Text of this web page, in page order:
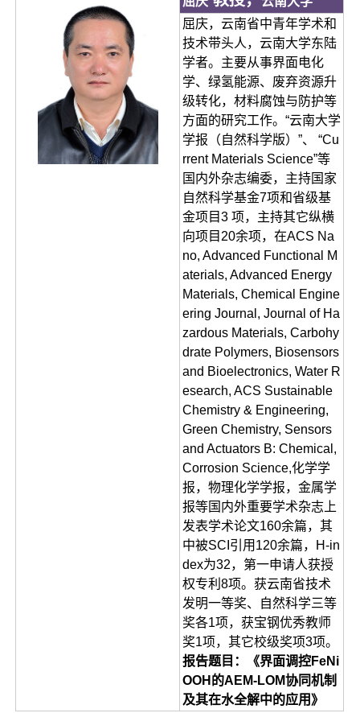
屈庆，云南省中青年学术和
技术带头人，云南大学东陆
学者。主要从事界面电化
学、绿氢能源、废弃资源升
级转化，材料腐蚀与防护等
方面的研究工作。“云南大学
学报（自然科学版）”、 “Cu
rrent Materials Science”等
国内外杂志编委，主持国家
自然科学基金7项和省级基
金项目3 项，主持其它纵横
向项目20余项，在ACS Na
no, Advanced Functional M
aterials, Advanced Energy
Materials, Chemical Engine
ering Journal, Journal of Ha
zardous Materials, Carbohy
drate Polymers, Biosensors
and Bioelectronics, Water R
esearch, ACS Sustainable
Chemistry & Engineering,
Green Chemistry, Sensors
and Actuators B: Chemical,
Corrosion Science,化学学
报，物理化学学报，金属学
报等国内外重要学术杂志上
发表学术论文160余篇，其
中被SCI引用120余篇，H-in
dex为32，第一申请人获授
权专利8项。获云南省技术
发明一等奖、自然科学三等
奖各1项，获宝钢优秀教师
奖1项，其它校级奖项3项。
报告题目：《界面调控FeNi
OOH的AEM-LOM协同机制
及其在水全解中的应用》